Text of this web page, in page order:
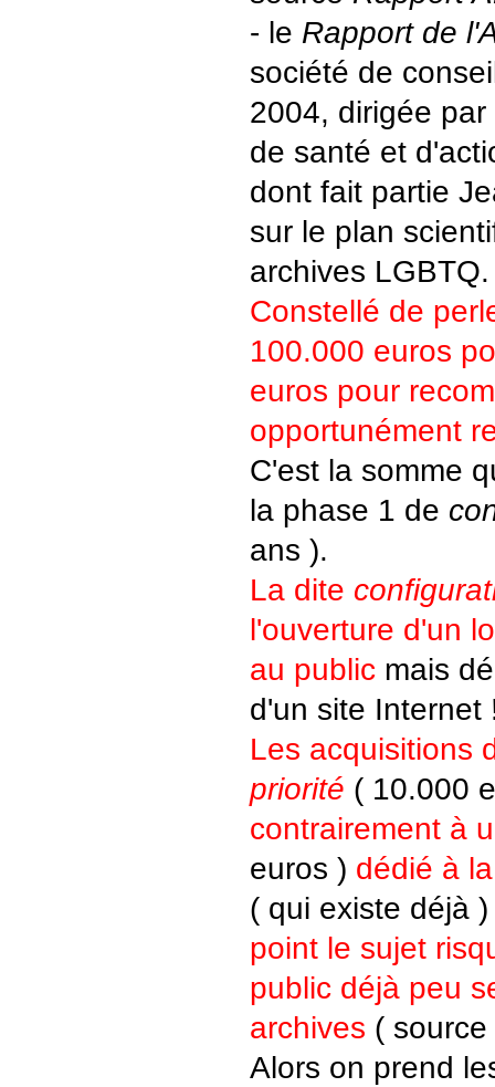
- le Rapport de
société de
2004, dirigée
de santé et
dont fait partie
sur le plan
archives LGBTQ.
Constellé de
100.000 euros
euros pour
opportunément
C'est la somme
la phase 1 de
ans ).
La dite
l'ouverture d'un
au publicmais
d'un site Internet
Les acquisitions
priorité ( 10.000
contrairement à
euros ) dédié à
( qui existe déjà
point le sujet
public déjà peu
archives ( source
Alors on prend